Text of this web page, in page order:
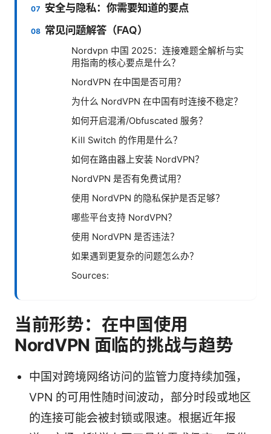
安全与隐私：你需要知道的要点
常见问题解答（FAQ）
Nordvpn 中国 2025：连接难题全解析与实
用指南的核心要点是什么？
NordVPN 在中国是否可用？
为什么 NordVPN 在中国有时连接不稳定？
如何开启混淆/Obfuscated 服务？
Kill Switch 的作用是什么？
如何在路由器上安装 NordVPN？
NordVPN 是否有免费试用？
使用 NordVPN 的隐私保护是否足够？
哪些平台支持 NordVPN？
使用 NordVPN 是否违法？
如果遇到更复杂的问题怎么办？
Sources:
当前形势：在中国使用
NordVPN 面临的挑战与趋势
中国对跨境网络访问的监管力度持续加强，
VPN 的可用性随时间波动，部分时段或地区
的连接可能会被封锁或限速。根据近年报